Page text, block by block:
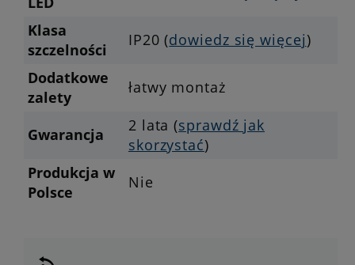
Klasa
szczelności
IP20 (dowiedz się więcej)
Dodatkowe
zalety
łatwy montaż
Gwarancja 2 lata (sprawdź jak
skorzystać)
Produkcja w
Polsce
Nie